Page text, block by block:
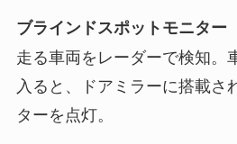
ブラインドスポットモニター
走る車両をレーダーで検知。
入ると、ドアミラーに搭載さ
ターを点灯。